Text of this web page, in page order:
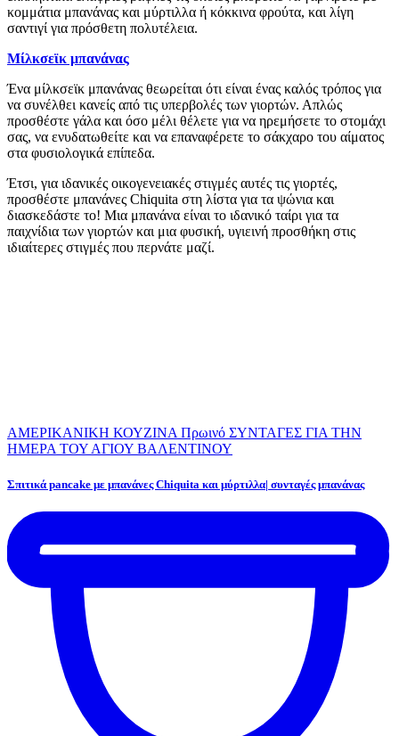
κομμάτια μπανάνας και μύρτιλλα ή κόκκινα φρούτα, και λίγη
σαντιγί για πρόσθετη πολυτέλεια.
Μίλκσεϊκ μπανάνας
Ένα μίλκσεϊκ μπανάνας θεωρείται ότι είναι ένας καλός τρόπος για
να συνέλθει κανείς από τις υπερβολές των γιορτών. Απλώς
προσθέστε γάλα και όσο μέλι θέλετε για να ηρεμήσετε το στομάχι
σας, να ενυδατωθείτε και να επαναφέρετε το σάκχαρο του αίματος
στα φυσιολογικά επίπεδα.
Έτσι, για ιδανικές οικογενειακές στιγμές αυτές τις γιορτές,
προσθέστε μπανάνες Chiquita στη λίστα για τα ψώνια και
διασκεδάστε το! Μια μπανάνα είναι το ιδανικό ταίρι για τα
παιχνίδια των γιορτών και μια φυσική, υγιεινή προσθήκη στις
ιδιαίτερες στιγμές που περνάτε μαζί.
ΑΜΕΡΙΚΑΝΙΚΗ ΚΟΥΖΙΝΑ Πρωινό ΣΥΝΤΑΓΕΣ ΓΙΑ ΤΗΝ
ΗΜΕΡΑ ΤΟΥ ΑΓΙΟΥ ΒΑΛΕΝΤΙΝΟΥ
Σπιτικά pancake με μπανάνες Chiquita και μύρτιλλα| συνταγές μπανάνας